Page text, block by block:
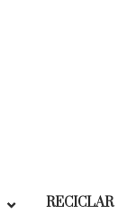
RECICLAR